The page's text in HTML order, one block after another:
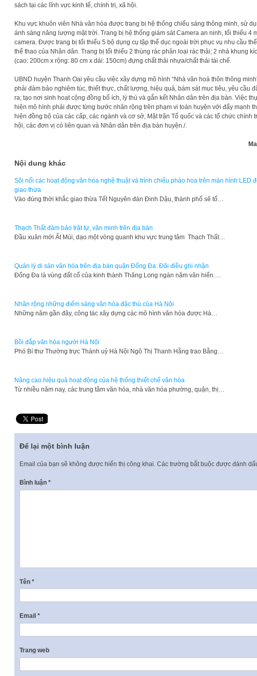
sách tại các lĩnh vực kinh tế, chính trị, xã hội.
Khu vực khuôn viên Nhà văn hóa được trang bị hệ thống chiếu sáng thông minh, sử
ánh sáng năng lượng mặt trời. Trang bị hệ thống giám sát Camera an ninh, tối thiểu 4
camera. Được trang bị tối thiểu 5 bộ dụng cụ tập thể dục ngoài trời phục vụ nhu cầu
thể thao của Nhân dân. Trang bị tối thiểu 2 thùng rác phân loại rác thải; 2 nhà khung
(cao: 200cm x rộng: 80 cm x dài: 150cm) đựng chất thải nhựa/chất thải tái chế.
UBND huyện Thanh Oai yêu cầu việc xây dựng mô hình “Nhà văn hoá thôn thông
phải đảm bảo nghiêm túc, thiết thực, chất lượng, hiệu quả, bám sát mục tiêu, yêu cầu
ra; tạo nơi sinh hoạt cộng đồng bổ ích, lý thú và gắn kết Nhân dân trên địa bàn. Việc
hiện mô hình phải được từng bước nhân rộng trên phạm vi toàn huyện với đẩy mạnh
hiện đồng bộ của các cấp, các ngành và cơ sở, Mặt trận Tổ quốc và các tổ chức chính
hội, các đơn vị có liên quan và Nhân dân trên địa bàn huyện./.
Nội dung khác
Sôi nổi các hoạt động văn hóa nghệ thuật và trình chiếu pháo hoa trên màn hình LED
giao thừa
Vào đúng thời khắc giao thừa Tết Nguyên đán Đinh Dậu, thành phố sẽ tổ…
Thạch Thất đảm bảo trật tự, văn minh trên địa bàn
​Đầu xuân mới Ất Mùi, dạo một vòng quanh khu vực trung tâm Thạch Thất…
Quản lý di sản văn hóa trên địa bàn quận Đống Đa: Đôi điều ghi nhận
Đống Đa là vùng đất cổ của kinh thành Thăng Long ngàn năm văn hiến.…
Nhân rộng những điểm sáng văn hóa đặc thù của Hà Nội
Những năm gần đây, công tác xây dựng các mô hình văn hóa được Hà…
Bồi đắp văn hóa người Hà Nội
Phó Bí thư Thường trực Thành uỷ Hà Nội Ngô Thị Thanh Hằng trao Bằng…
Nâng cao hiệu quả hoạt động của hệ thống thiết chế văn hóa
Từ nhiều năm nay, các trung tâm văn hóa, nhà văn hóa phường, quận, thị…
Để lại một bình luận
Email của bạn sẽ không được hiển thị công khai. Các trường bắt buộc được đánh
Bình luận *
Tên *
Email *
Trang web